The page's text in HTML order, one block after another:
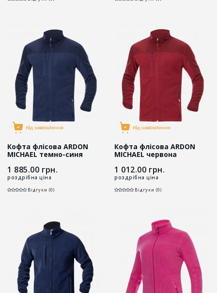
Кофта флісова ARDON
MICHAEL темно-синя
1 885.00 грн.
роздрібна ціна
Відгуки (0)
Кофта флісова ARDON
MICHAEL червона
1 012.00 грн.
роздрібна ціна
Відгуки (0)